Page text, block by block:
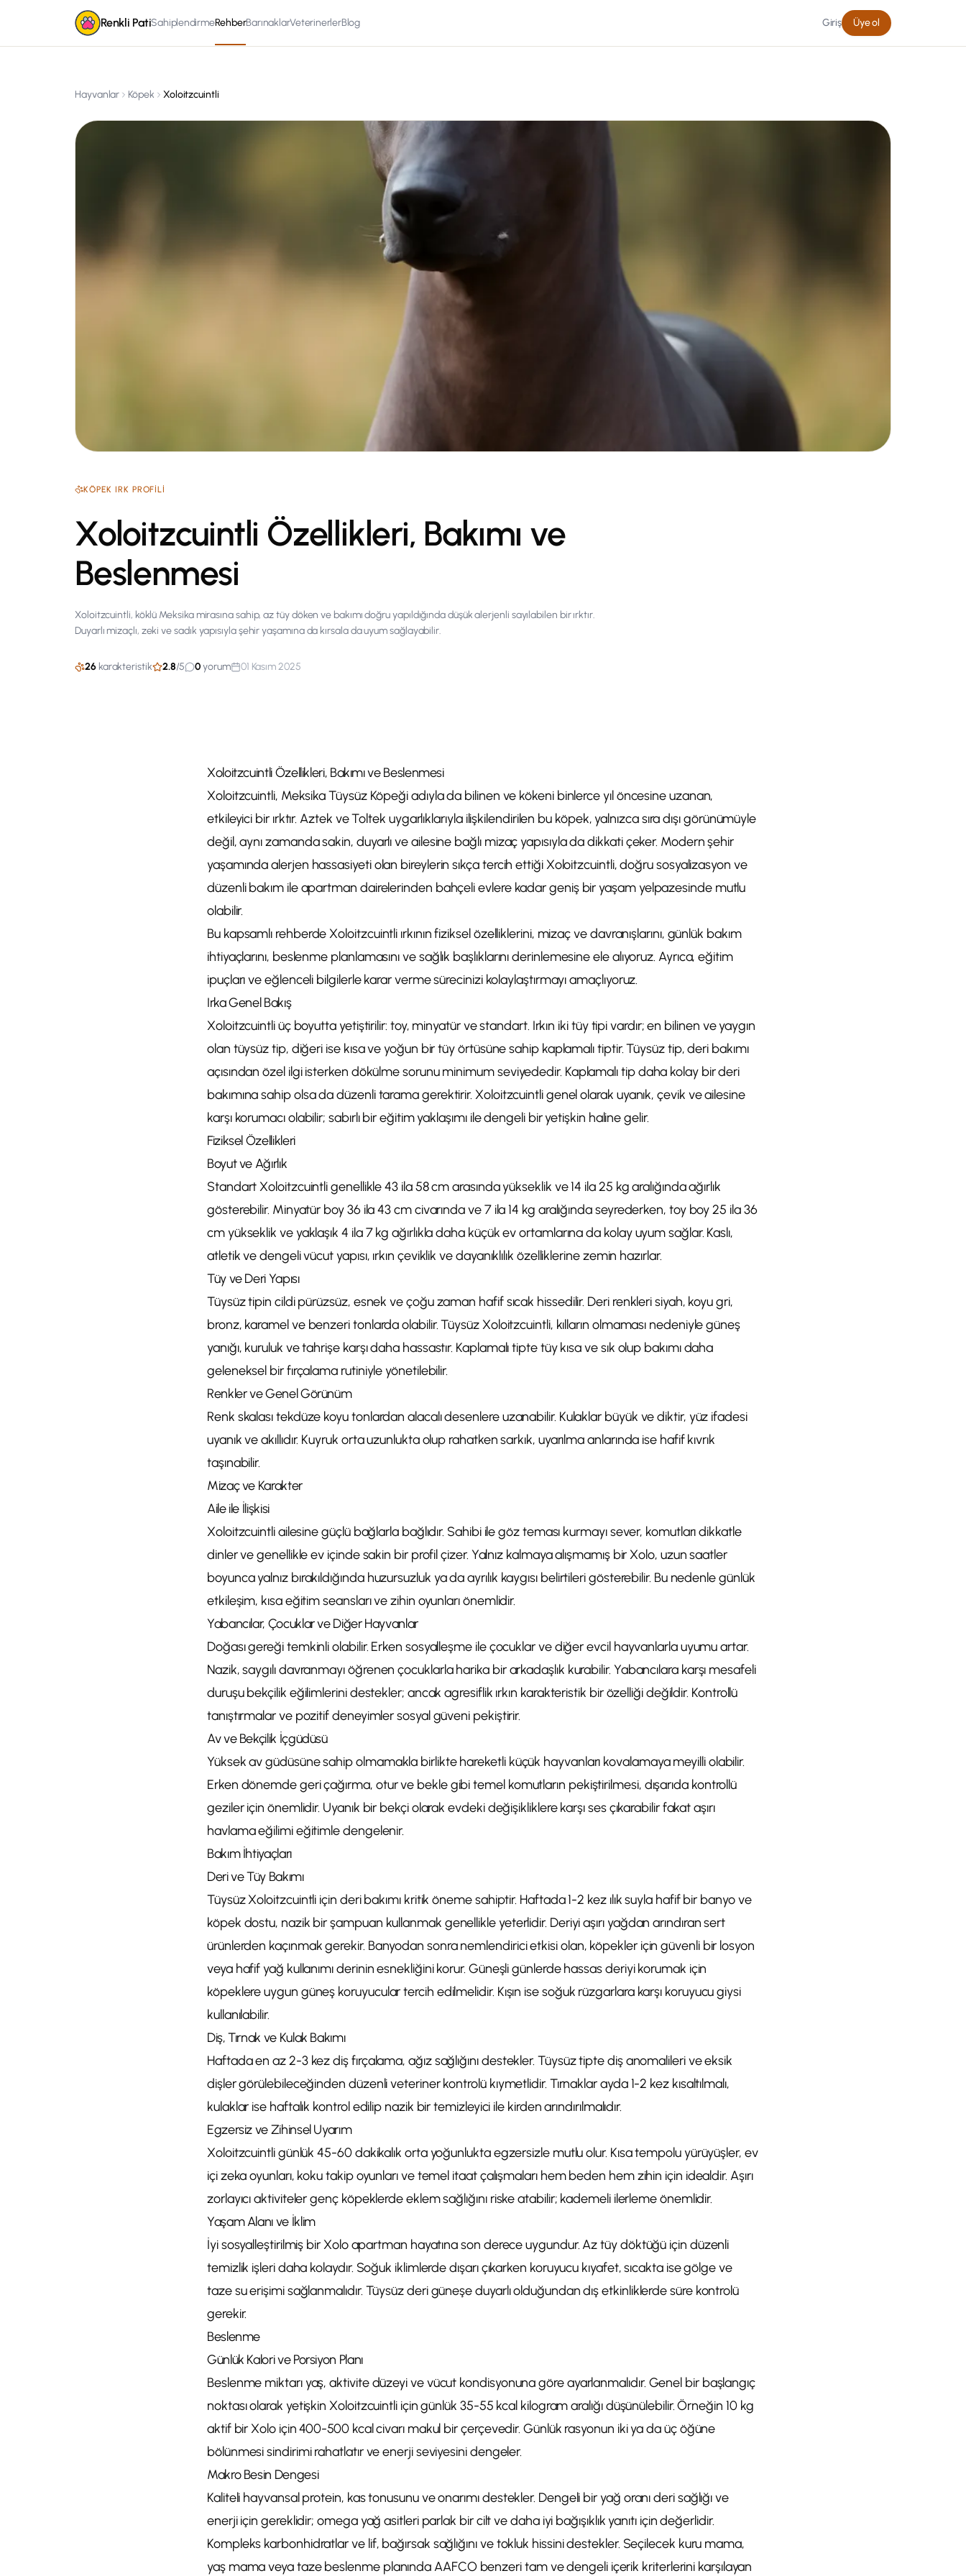
Renkli PatiSahiplendirmeRehberBarınaklarVeterinerlerBlog Giriş Üye ol
Hayvanlar Köpek Xoloitzcuintli
KÖPEK IRK PROFILI
Xoloitzcuintli Özellikleri, Bakımı ve
Beslenmesi
Xoloitzcuintli, köklü Meksika mirasına sahip, az tüy döken ve bakımı doğru yapıldığında düşük alerjenli sayılabilen bir ırktır.
Duyarlı mizaçlı, zeki ve sadık yapısıyla şehir yaşamına da kırsala da uyum sağlayabilir.
26 karakteristik 2.8/5 0yorum 01 Kasım 2025
Xoloitzcuintli Özellikleri, Bakımı ve Beslenmesi
Xoloitzcuintli, Meksika Tüysüz Köpeği adıyla da bilinen ve kökeni binlerce yıl öncesine uzanan,
etkileyici bir ırktır. Aztek ve Toltek uygarlıklarıyla ilişkilendirilen bu köpek, yalnızca sıra dışı görünümüyle
değil, aynı zamanda sakin, duyarlı ve ailesine bağlı mizaç yapısıyla da dikkati çeker. Modern şehir
yaşamında alerjen hassasiyeti olan bireylerin sıkça tercih ettiği Xoloitzcuintli, doğru sosyalizasyon ve
düzenli bakım ile apartman dairelerinden bahçeli evlere kadar geniş bir yaşam yelpazesinde mutlu
olabilir.
Bu kapsamlı rehberde Xoloitzcuintli ırkının fiziksel özelliklerini, mizaç ve davranışlarını, günlük bakım
ihtiyaçlarını, beslenme planlamasını ve sağlık başlıklarını derinlemesine ele alıyoruz. Ayrıca, eğitim
ipuçları ve eğlenceli bilgilerle karar verme sürecinizi kolaylaştırmayı amaçlıyoruz.
Irka Genel Bakış
Xoloitzcuintli üç boyutta yetiştirilir: toy, minyatür ve standart. Irkın iki tüy tipi vardır; en bilinen ve yaygın
olan tüysüz tip, diğeri ise kısa ve yoğun bir tüy örtüsüne sahip kaplamalı tiptir. Tüysüz tip, deri bakımı
açısından özel ilgi isterken dökülme sorunu minimum seviyededir. Kaplamalı tip daha kolay bir deri
bakımına sahip olsa da düzenli tarama gerektirir. Xoloitzcuintli genel olarak uyanık, çevik ve ailesine
karşı korumacı olabilir; sabırlı bir eğitim yaklaşımı ile dengeli bir yetişkin haline gelir.
Fiziksel Özellikleri
Boyut ve Ağırlık
Standart Xoloitzcuintli genellikle 43 ila 58 cm arasında yükseklik ve 14 ila 25 kg aralığında ağırlık
gösterebilir. Minyatür boy 36 ila 43 cm civarında ve 7 ila 14 kg aralığında seyrederken, toy boy 25 ila 36
cm yükseklik ve yaklaşık 4 ila 7 kg ağırlıkla daha küçük ev ortamlarına da kolay uyum sağlar. Kaslı,
atletik ve dengeli vücut yapısı, ırkın çeviklik ve dayanıklılık özelliklerine zemin hazırlar.
Tüy ve Deri Yapısı
Tüysüz tipin cildi pürüzsüz, esnek ve çoğu zaman hafif sıcak hissedilir. Deri renkleri siyah, koyu gri,
bronz, karamel ve benzeri tonlarda olabilir. Tüysüz Xoloitzcuintli, kılların olmaması nedeniyle güneş
yanığı, kuruluk ve tahrişe karşı daha hassastır. Kaplamalı tipte tüy kısa ve sık olup bakımı daha
geleneksel bir fırçalama rutiniyle yönetilebilir.
Renkler ve Genel Görünüm
Renk skalası tekdüze koyu tonlardan alacalı desenlere uzanabilir. Kulaklar büyük ve diktir, yüz ifadesi
uyanık ve akıllıdır. Kuyruk orta uzunlukta olup rahatken sarkık, uyarılma anlarında ise hafif kıvrık
taşınabilir.
Mizaç ve Karakter
Aile ile İlişkisi
Xoloitzcuintli ailesine güçlü bağlarla bağlıdır. Sahibi ile göz teması kurmayı sever, komutları dikkatle
dinler ve genellikle ev içinde sakin bir profil çizer. Yalnız kalmaya alışmamış bir Xolo, uzun saatler
boyunca yalnız bırakıldığında huzursuzluk ya da ayrılık kaygısı belirtileri gösterebilir. Bu nedenle günlük
etkileşim, kısa eğitim seansları ve zihin oyunları önemlidir.
Yabancılar, Çocuklar ve Diğer Hayvanlar
Doğası gereği temkinli olabilir. Erken sosyalleşme ile çocuklar ve diğer evcil hayvanlarla uyumu artar.
Nazik, saygılı davranmayı öğrenen çocuklarla harika bir arkadaşlık kurabilir. Yabancılara karşı mesafeli
duruşu bekçilik eğilimlerini destekler; ancak agresiflik ırkın karakteristik bir özelliği değildir. Kontrollü
tanıştırmalar ve pozitif deneyimler sosyal güveni pekiştirir.
Av ve Bekçilik İçgüdüsü
Yüksek av güdüsüne sahip olmamakla birlikte hareketli küçük hayvanları kovalamaya meyilli olabilir.
Erken dönemde geri çağırma, otur ve bekle gibi temel komutların pekiştirilmesi, dışarıda kontrollü
geziler için önemlidir. Uyanık bir bekçi olarak evdeki değişikliklere karşı ses çıkarabilir fakat aşırı
havlama eğilimi eğitimle dengelenir.
Bakım İhtiyaçları
Deri ve Tüy Bakımı
Tüysüz Xoloitzcuintli için deri bakımı kritik öneme sahiptir. Haftada 1-2 kez ılık suyla hafif bir banyo ve
köpek dostu, nazik bir şampuan kullanmak genellikle yeterlidir. Deriyi aşırı yağdan arındıran sert
ürünlerden kaçınmak gerekir. Banyodan sonra nemlendirici etkisi olan, köpekler için güvenli bir losyon
veya hafif yağ kullanımı derinin esnekliğini korur. Güneşli günlerde hassas deriyi korumak için
köpeklere uygun güneş koruyucular tercih edilmelidir. Kışın ise soğuk rüzgarlara karşı koruyucu giysi
kullanılabilir.
Diş, Tırnak ve Kulak Bakımı
Haftada en az 2-3 kez diş fırçalama, ağız sağlığını destekler. Tüysüz tipte diş anomalileri ve eksik
dişler görülebileceğinden düzenli veteriner kontrolü kıymetlidir. Tırnaklar ayda 1-2 kez kısaltılmalı,
kulaklar ise haftalık kontrol edilip nazik bir temizleyici ile kirden arındırılmalıdır.
Egzersiz ve Zihinsel Uyarım
Xoloitzcuintli günlük 45-60 dakikalık orta yoğunlukta egzersizle mutlu olur. Kısa tempolu yürüyüşler, ev
içi zeka oyunları, koku takip oyunları ve temel itaat çalışmaları hem beden hem zihin için idealdir. Aşırı
zorlayıcı aktiviteler genç köpeklerde eklem sağlığını riske atabilir; kademeli ilerleme önemlidir.
Yaşam Alanı ve İklim
İyi sosyalleştirilmiş bir Xolo apartman hayatına son derece uygundur. Az tüy döktüğü için düzenli
temizlik işleri daha kolaydır. Soğuk iklimlerde dışarı çıkarken koruyucu kıyafet, sıcakta ise gölge ve
taze su erişimi sağlanmalıdır. Tüysüz deri güneşe duyarlı olduğundan dış etkinliklerde süre kontrolü
gerekir.
Beslenme
Günlük Kalori ve Porsiyon Planı
Beslenme miktarı yaş, aktivite düzeyi ve vücut kondisyonuna göre ayarlanmalıdır. Genel bir başlangıç
noktası olarak yetişkin Xoloitzcuintli için günlük 35-55 kcal kilogram aralığı düşünülebilir. Örneğin 10 kg
aktif bir Xolo için 400-500 kcal civarı makul bir çerçevedir. Günlük rasyonun iki ya da üç öğüne
bölünmesi sindirimi rahatlatır ve enerji seviyesini dengeler.
Makro Besin Dengesi
Kaliteli hayvansal protein, kas tonusunu ve onarımı destekler. Dengeli bir yağ oranı deri sağlığı ve
enerji için gereklidir; omega yağ asitleri parlak bir cilt ve daha iyi bağışıklık yanıtı için değerlidir.
Kompleks karbonhidratlar ve lif, bağırsak sağlığını ve tokluk hissini destekler. Seçilecek kuru mama,
yaş mama veya taze beslenme planında AAFCO benzeri tam ve dengeli içerik kriterlerini karşılayan